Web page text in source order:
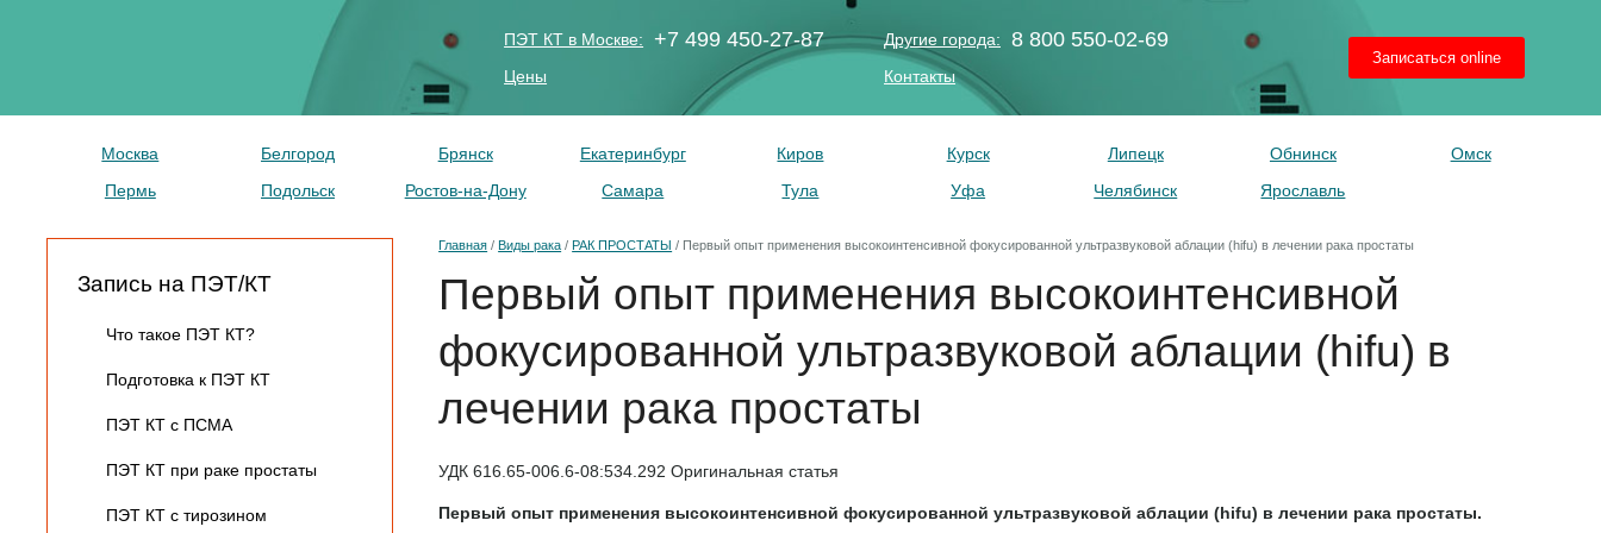
ПЭТ КТ в Москве: +7 499 450-27-87 Другие города: 8 800 550-02-69
Цены Контакты
Записаться online
Москва Белгород Брянск Екатеринбург Киров Курск Липецк Обнинск
Омск
Пермь
Подольск Ростов-на-Дону Самара Тула Уфа Челябинск Ярославль
Запись на ПЭТ/КТ
Что такое ПЭТ КТ?
Подготовка к ПЭТ КТ
ПЭТ КТ с ПСМА
ПЭТ КТ при раке простаты
ПЭТ КТ с тирозином
Главная / Виды рака / РАК ПРОСТАТЫ / Первый опыт применения высокоинтенсивной фокусированной ультразвуковой аблации (hifu) в лечении рака простаты
Первый опыт применения высокоинтенсивной
фокусированной ультразвуковой аблации (hifu) в
лечении рака простаты
УДК 616.65-006.6-08:534.292 Оригинальная статья
Первый опыт применения высокоинтенсивной фокусированной ультразвуковой аблации (hifu) в лечении рака простаты.